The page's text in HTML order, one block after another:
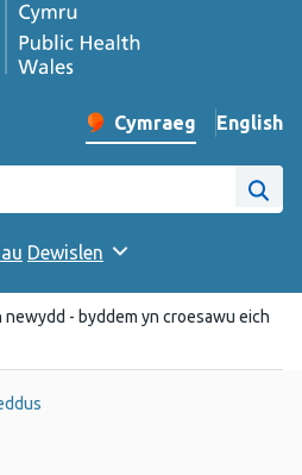
Newid iaith y wefan
Cymraeg English
–
Cymru
Dewislen
- byddem yn croesawu eich